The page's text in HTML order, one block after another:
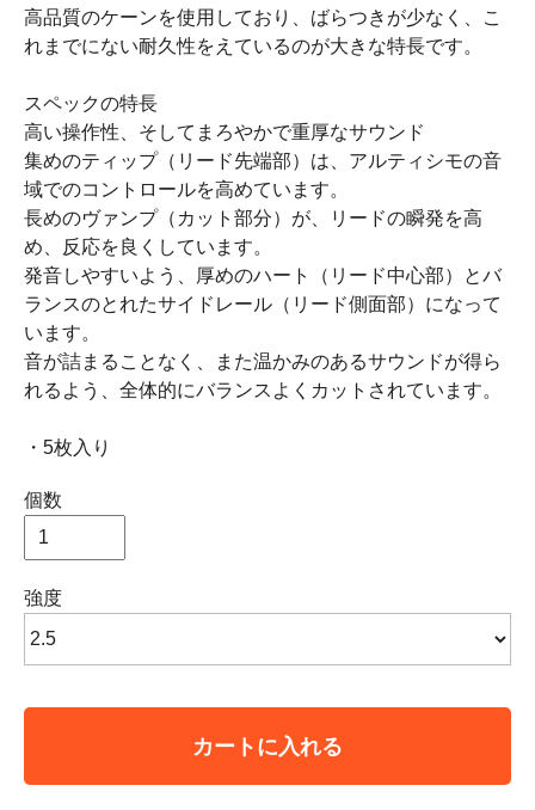
高品質のケーンを使用しており、ばらつきが少なく、こ
れまでにない耐久性をえているのが大きな特長です。
スペックの特長
高い操作性、そしてまろやかで重厚なサウンド
集めのティップ（リード先端部）は、アルティシモの音
域でのコントロールを高めています。
長めのヴァンプ（カット部分）が、リードの瞬発を高
め、反応を良くしています。
発音しやすいよう、厚めのハート（リード中心部）とバ
ランスのとれたサイドレール（リード側面部）になって
います。
音が詰まることなく、また温かみのあるサウンドが得ら
れるよう、全体的にバランスよくカットされています。
・5枚入り
個数
強度
カートに入れる